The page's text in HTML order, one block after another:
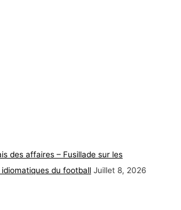
des affaires – Fusillade sur les
du football Juillet 8, 2026